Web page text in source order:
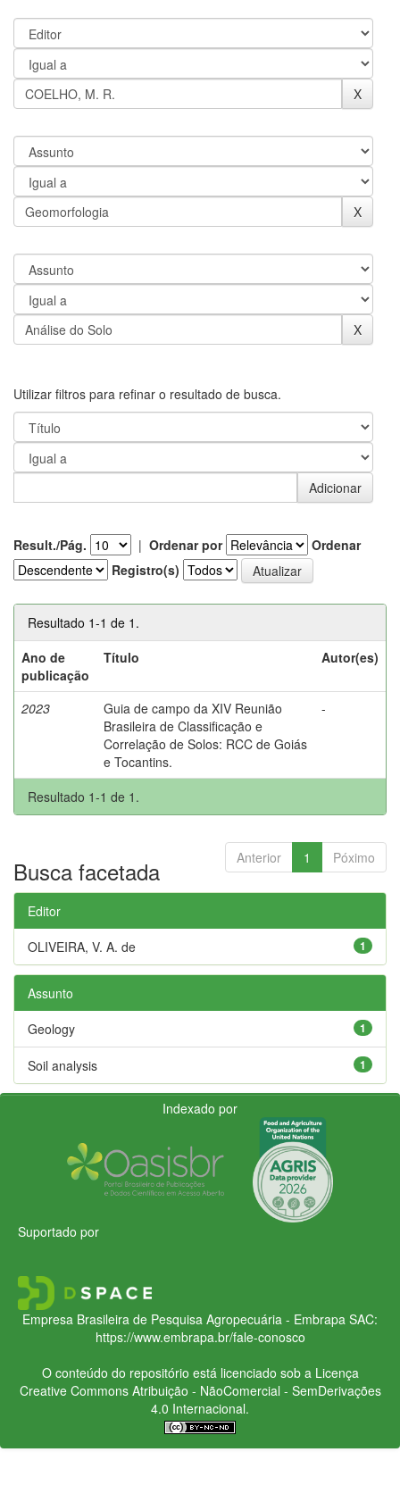
Utilizar filtros para refinar o resultado de busca.
Result./Pág. | Ordenar por
Ordenar
Registro(s)
Resultado 1-1 de 1.
Ano de
publicação
Título Autor(es)
2023
Guia de campo da XIV Reunião
Brasileira de Classificação e
Correlação de Solos: RCC de Goiás
e Tocantins.
-
Resultado 1-1 de 1.
Anterior 1 Póximo
Busca facetada
Editor
1
OLIVEIRA, V. A. de
Assunto
1
Geology
1
Soil analysis
Indexado por
Suportado por
Empresa Brasileira de Pesquisa Agropecuária - Embrapa SAC:
https://www.embrapa.br/fale-conosco
O conteúdo do repositório está licenciado sob a Licença
Creative CommonsAtribuição - NãoComercial - SemDerivações
4.0 Internacional.